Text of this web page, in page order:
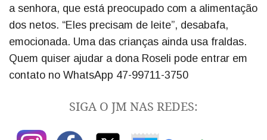
a senhora, que está preocupado com a alimentação
dos netos. “Eles precisam de leite”, desabafa,
emocionada. Uma das crianças ainda usa fraldas.
Quem quiser ajudar a dona Roseli pode entrar em
contato no WhatsApp 47-99711-3750
SIGA O JM NAS REDES: